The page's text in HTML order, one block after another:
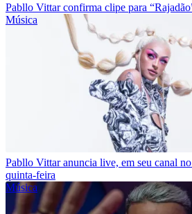
Pabllo Vittar confirma clipe para
Música
Pabllo Vittar anuncia live, em seu canal
quinta-feira
Música